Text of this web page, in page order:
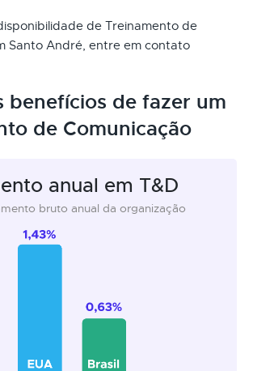
de Treinamento de
Santo André, entre em contato
benefícios de fazer um
de Comunicação
anual em T&D
bruto anual da organização